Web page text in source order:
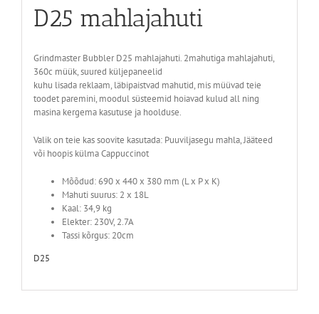
D25 mahlajahuti
Grindmaster Bubbler D25 mahlajahuti. 2mahutiga mahlajahuti,
360c müük, suured küljepaneelid
kuhu lisada reklaam, läbipaistvad mahutid, mis müüvad teie
toodet paremini, moodul süsteemid hoiavad kulud all ning
masina kergema kasutuse ja hoolduse.
Valik on teie kas soovite kasutada: Puuviljasegu mahla, Jääteed
või hoopis külma Cappuccinot
Mõõdud: 690 x 440 x 380 mm (L x P x K)
Mahuti suurus: 2 x 18L
Kaal: 34,9 kg
Elekter: 230V, 2.7A
Tassi kõrgus: 20cm
D25